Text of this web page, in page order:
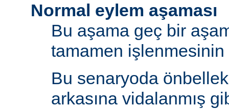
Normal eylem aşaması
Bu aşama geç bir
tamamen işlenmesinin
Bu senaryoda
arkasına vidalanmış